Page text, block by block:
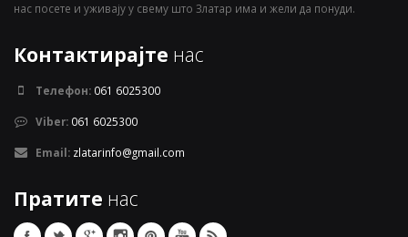
нас посете и уживају у свему што Златар има и жели да понуди.
Контактирајте нас
Телефон: 061 6025300
Viber: 061 6025300
Email: zlatarinfo@gmail.com
Пратите нас